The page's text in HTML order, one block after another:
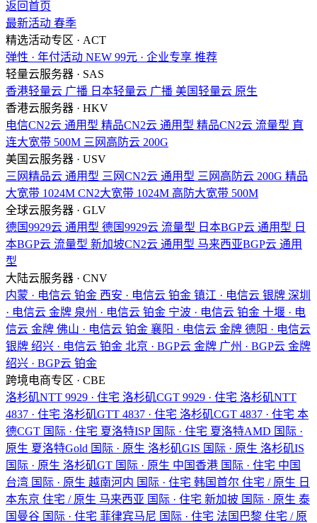
返回首页
最新活动 春季
精选活动专区 · ACT
弹性 · 年付活动 NEW 99元 · 企业专享 推荐
轻量云服务器 · SAS
香港轻量云 广播 日本轻量云 广播 美国轻量云 原生
香港云服务器 · HKV
电信CN2云 通用型 精品CN2云 通用型 精品CN2云 流量型 直
连大宽带 500M 三网高防云 200G
美国云服务器 · USV
三网精品云 通用型 三网CN2云 通用型 三网高防云 200G 精品
大宽带 1024M CN2大宽带 1024M 高防大宽带 500M
全球云服务器 · GLV
德国9929云 通用型 德国9929云 流量型 日本BGP云 通用型 日
本BGP云 流量型 新加坡CN2云 通用型 马来西亚BGP云 通用
型
大陆云服务器 · CNV
内蒙 · 电信云 铂金 西安 · 电信云 铂金 镇江 · 电信云 银牌 深圳
· 电信云 金牌 泉州 · 电信云 铂金 宁波 · 电信云 铂金 十堰 · 电
信云 金牌 佛山 · 电信云 铂金 襄阳 · 电信云 金牌 德阳 · 电信云
银牌 绍兴 · 电信云 铂金 北京 · BGP云 金牌 广州 · BGP云 金牌
绍兴 · BGP云 铂金
跨境电商专区 · CBE
洛杉矶NTT 9929 · 住宅 洛杉矶CGT 9929 · 住宅 洛杉矶NTT
4837 · 住宅 洛杉矶GTT 4837 · 住宅 洛杉矶CGT 4837 · 住宅 本
德CGT 国际 · 住宅 夏洛特ISP 国际 · 住宅 夏洛特AMD 国际 ·
原生 夏洛特Gold 国际 · 原生 洛杉矶GIS 国际 · 原生 洛杉矶IS
国际 · 原生 洛杉矶GT 国际 · 原生 中国香港 国际 · 住宅 中国
台湾 国际 · 原生 越南河内 国际 · 住宅 韩国首尔 住宅 / 原生 日
本东京 住宅 / 原生 马来西亚 国际 · 住宅 新加披 国际 · 原生 泰
国曼谷 国际 · 住宅 菲律宾马尼 国际 · 住宅 法国巴黎 住宅 / 原